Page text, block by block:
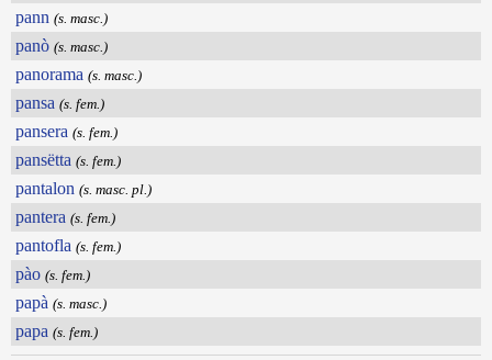
pann (s. masc.)
panò (s. masc.)
panorama (s. masc.)
pansa (s. fem.)
pansera (s. fem.)
pansëtta (s. fem.)
pantalon (s. masc. pl.)
pantera (s. fem.)
pantofla (s. fem.)
pào (s. fem.)
papà (s. masc.)
papa (s. fem.)